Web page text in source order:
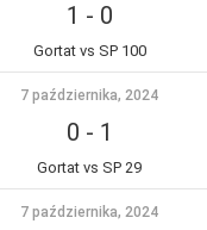
1 - 0
Gortat vs SP 100
7 października, 2024
0 - 1
Gortat vs SP 29
7 października, 2024